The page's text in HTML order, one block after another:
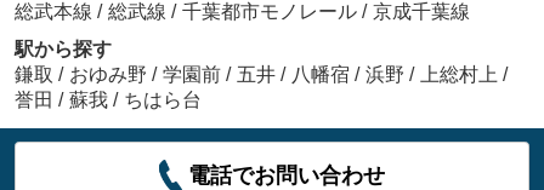
総武本線 / 総武線 / 千葉都市モノレール / 京成千葉線
駅から探す
鎌取 / おゆみ野 / 学園前 / 五井 / 八幡宿 / 浜野 / 上総村上 /
誉田 / 蘇我 / ちはら台
電話でお問い合わせ